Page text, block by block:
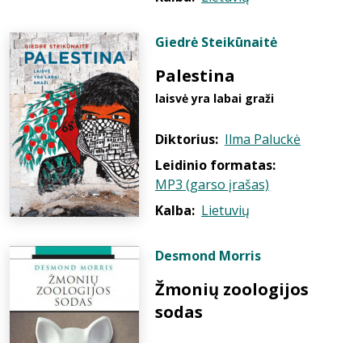
Giedrė Steikūnaitė
Palestina
laisvė yra labai graži
Diktorius: Ilma Paluckė
Leidinio formatas:
MP3 (garso įrašas)
Kalba: Lietuvių
Desmond Morris
Žmonių zoologijos
sodas